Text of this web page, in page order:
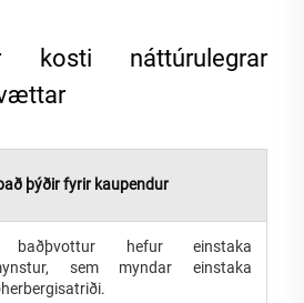
kosti náttúrulegrar
þýðir fyrir kaupendur
baðþvottur hefur einstaka
sem myndar einstaka